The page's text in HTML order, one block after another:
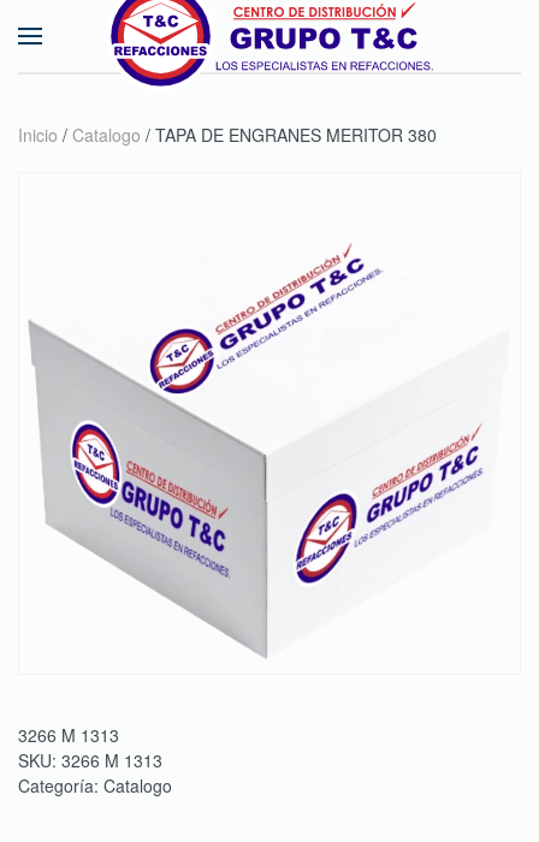
Skip to main content
Inicio / Catalogo / TAPA DE ENGRANES MERITOR 380
3266 M 1313
SKU: 3266 M 1313
Categoría: Catalogo